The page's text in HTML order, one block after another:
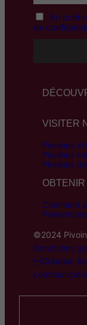
En
de
VISITER
Pivoines
Pivoines
Pivoines
Comment
©2024
Conditions
Création